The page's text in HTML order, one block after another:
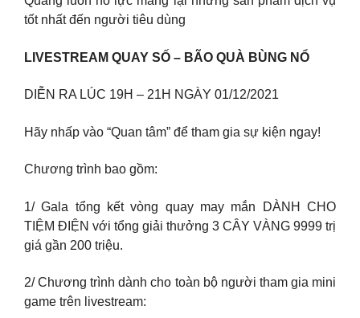
tốt nhất đến người tiêu dùng
LIVESTREAM QUAY SỐ – BÃO QUÀ BÙNG NỔ
DIỄN RA LÚC 19H – 21H NGÀY 01/12/2021
Hãy nhấp vào “Quan tâm” để tham gia sự kiện ngay!
Chương trình bao gồm:
1/ Gala tổng kết vòng quay may mắn DÀNH CHO
TIỆM ĐIỆN với tổng giải thưởng 3 CÂY VÀNG 9999 trị
giá gần 200 triệu.
2/ Chương trình dành cho toàn bộ người tham gia mini
game trên livestream: